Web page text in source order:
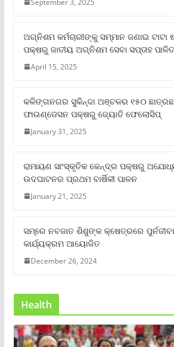
ଅଗ୍ନିଶମ କର୍ମଚାରୀଙ୍କୁ ସମ୍ମାନ ଜଣାଇ
ପକ୍ଷରୁ ଜାତୀୟ ଅଗ୍ନିଶମ ସେବା ସପ୍ତାହ ପାଳିତ
April 15, 2025
କଳିଙ୍ଗନଗର ସୁକିନ୍ଦା ଅଞ୍ଚଳର ୧୫୦
ଫାଉଣ୍ଡେସନ ପକ୍ଷରୁ ଜ୍ୟୋତି ଫେଲୋସିପ୍‌
January 31, 2025
ରାମାୟଣ ସାଂସ୍କୃତିକ କେନ୍ଦ୍ର ପକ୍ଷରୁ
ଉଦଘାଟନର ପ୍ରଥମ ବାର୍ଷିକୀ ପାଳନ
January 21, 2025
ସମ୍‌ରେ ନବଜାତ ଶିଶୁଙ୍କ କ୍ଷେତ୍ରରେ
କାର୍ଯ୍ୟକ୍ରମ ଆୟୋଜିତ
December 26, 2024
Health